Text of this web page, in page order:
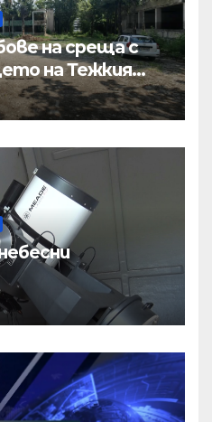
на среща с
на Тежкия